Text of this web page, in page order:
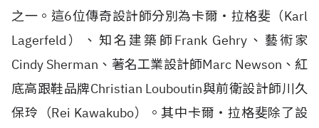
之一。這6位傳奇設計師分別為卡爾‧拉格斐（Karl
Lagerfeld）、知名建築師Frank Gehry、藝術家
Cindy Sherman、著名工業設計師Marc Newson、紅
底高跟鞋品牌Christian Louboutin與前衛設計師川久
保玲（Rei Kawakubo）。其中卡爾‧拉格斐除了設